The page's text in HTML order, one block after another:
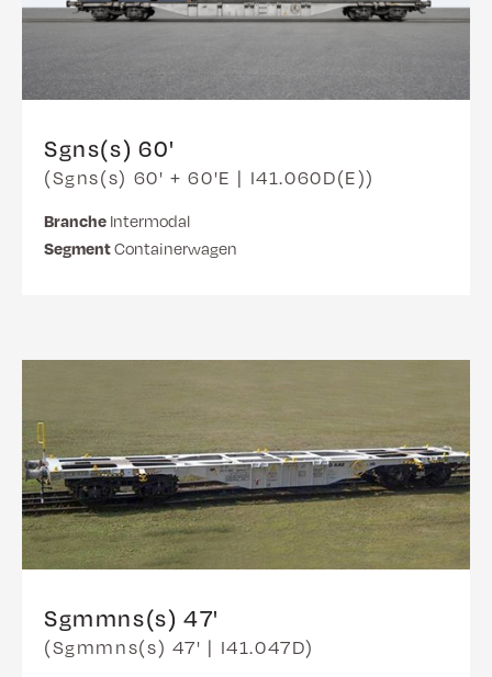
Sgns(s) 60'
(Sgns(s) 60' + 60'E | I41.060D(E))
Branche Intermodal
SegmentContainerwagen
Sgmmns(s) 47'
(Sgmmns(s) 47' | I41.047D)